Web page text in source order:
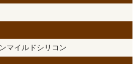
マイルドシリコン